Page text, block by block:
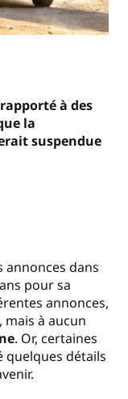
à des
la
suspendue
annonces dans
pour sa
annonces,
à aucun
. Or, certaines
quelques détails